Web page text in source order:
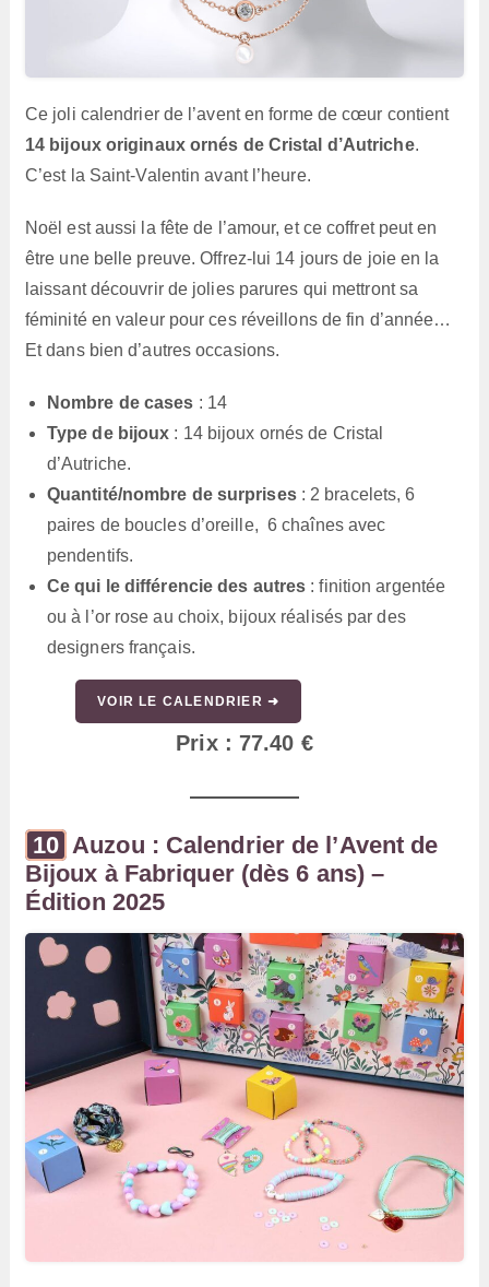
Ce joli calendrier de l’avent en forme de cœur contient
14 bijoux originaux ornés de Cristal d’Autriche.
C’est la Saint-Valentin avant l’heure.
Noël est aussi la fête de l’amour, et ce coffret peut en
être une belle preuve. Offrez-lui 14 jours de joie en la
laissant découvrir de jolies parures qui mettront sa
féminité en valeur pour ces réveillons de fin d’année…
Et dans bien d’autres occasions.
Nombre de cases : 14
Type de bijoux : 14 bijoux ornés de Cristal
d’Autriche.
Quantité/nombre de surprises: 2 bracelets, 6
paires de boucles d’oreille, 6 chaînes avec
pendentifs.
Ce qui le différencie des autres : finition argentée
ou à l’or rose au choix, bijoux réalisés par des
designers français.
VOIR LE CALENDRIER ➜
Prix : 77.40 €
Auzou : Calendrier de l’Avent de
Bijoux à Fabriquer (dès 6 ans) –
Édition 2025